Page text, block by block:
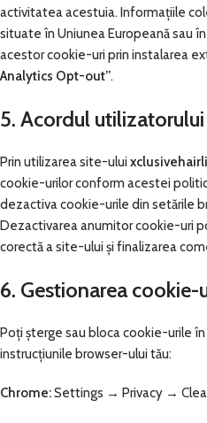
activitatea acestuia. Informațiile
situate în Uniunea Europeană sau
acestor cookie-uri prin instalarea
Analytics Opt-out”.
5. Acordul utilizatorului
Prin utilizarea site-ului
cookie-urilor conform acestei
dezactiva cookie-urile din setările
Dezactivarea anumitor cookie-uri
corectă a site-ului și finalizarea
6. Gestionarea cookie-
Poți șterge sau bloca cookie-urile
instrucțiunile browser-ului tău:
Chrome:Settings → Privacy →